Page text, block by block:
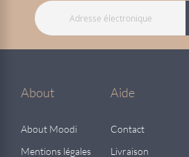
About
About Moodi
Mentions légales
Aide
Contact
Livraison